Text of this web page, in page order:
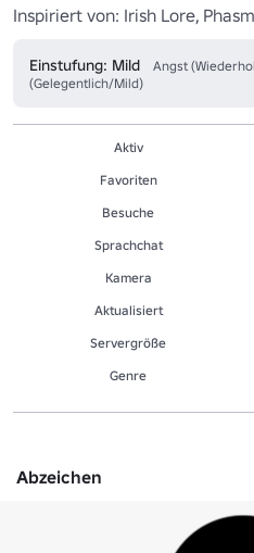
Inspiriert von: Irish Lore,
Einstufung: Mild
Angst
(Gelegentlich/Mild)
Aktiv
Favoriten
Besuche
Sprachchat
Kamera
Aktualisiert
Servergröße
Genre
Abzeichen